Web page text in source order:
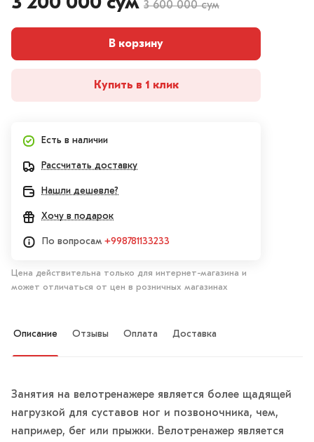
3 600 000 сум
В корзину
Купить в 1 клик
Есть в наличии
Рассчитать доставку
Нашли дешевле?
Хочу в подарок
По вопросам +998781133233
Цена действительна только для интернет-магазина и
может отличаться от цен в розничных магазинах
Описание Отзывы Оплата Доставка
Занятия на велотренажере является более щадящей
нагрузкой для суставов ног и позвоночника, чем,
например, бег или прыжки. Велотренажер является